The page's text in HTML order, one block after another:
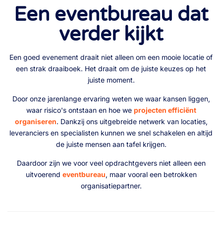
Een eventbureau dat
verder kijkt
Een goed evenement draait niet alleen om een mooie locatie of
een strak draaiboek. Het draait om de juiste keuzes op het
juiste moment.
Door onze jarenlange ervaring weten we waar kansen liggen,
waar risico's ontstaan en hoe we projecten efficiënt
organiseren. Dankzij ons uitgebreide netwerk van locaties,
leveranciers en specialisten kunnen we snel schakelen en altijd
de juiste mensen aan tafel krijgen.
Daardoor zijn we voor veel opdrachtgevers niet alleen een
uitvoerend eventbureau, maar vooral een betrokken
organisatiepartner.